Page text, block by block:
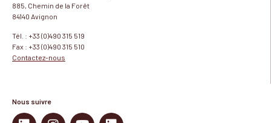
885, Chemin de la Forêt
84140 Avignon
Tél. : +33 (0)490 315 519
Fax : +33 (0)490 315 510
Contactez-nous
Nous suivre